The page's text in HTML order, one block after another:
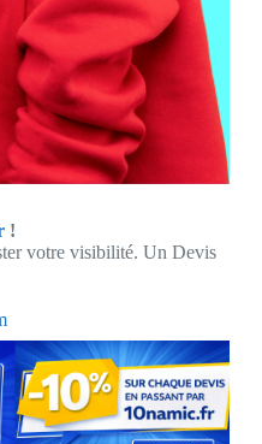
!
votre visibilité. Un Devis